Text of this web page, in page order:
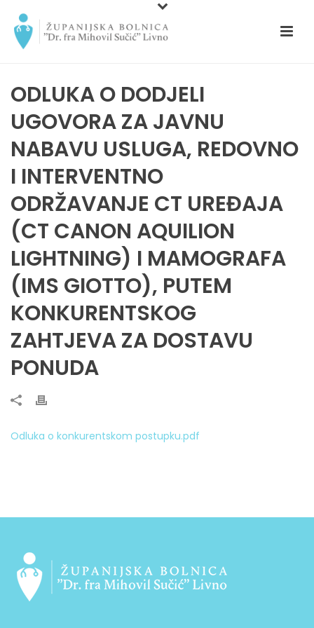
ODLUKA O DODJELI
UGOVORA ZA JAVNU
NABAVU USLUGA, REDOVNO
I INTERVENTNO
ODRŽAVANJE CT UREĐAJA
(CT CANON AQUILION
LIGHTNING) I MAMOGRAFA
(IMS GIOTTO), PUTEM
KONKURENTSKOG
ZAHTJEVA ZA DOSTAVU
PONUDA
Odluka o konkurentskom postupku.pdf